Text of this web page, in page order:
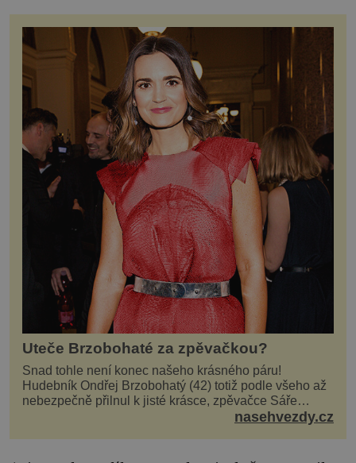
Uteče Brzobohaté za zpěvačkou?
Snad tohle není konec našeho krásného páru!
Hudebník Ondřej Brzobohatý (42) totiž podle všeho až
nebezpečně přilnul k jisté krásce, zpěvačce Sáře
Milfajtové (33), která jednou byla hostem v pořadu
nasehvezdy.cz